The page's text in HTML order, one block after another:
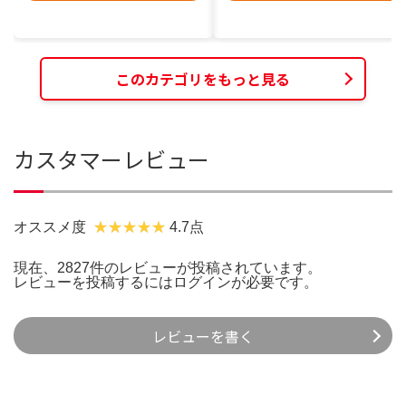
このカテゴリをもっと見る
カスタマーレビュー
オススメ度 4.7点
現在、2827件のレビューが投稿されています。
レビューを投稿するには ログインが必要です。
レビューを書く